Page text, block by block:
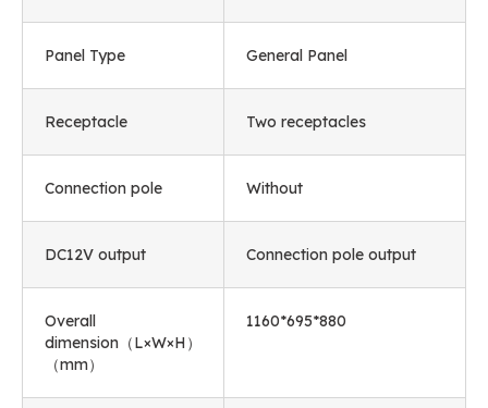
Panel Type General Panel
Receptacle Two receptacles
Connection pole Without
DC12V output Connection pole output
Overall
dimension（L×W×H）
（mm）
1160*695*880